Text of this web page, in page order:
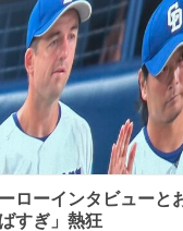
ローインタビューと
すぎ」熱狂